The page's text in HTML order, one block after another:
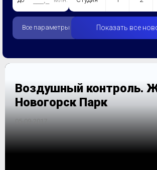
Все параметры Показать все
Воздушный контроль.
Новогорск Парк